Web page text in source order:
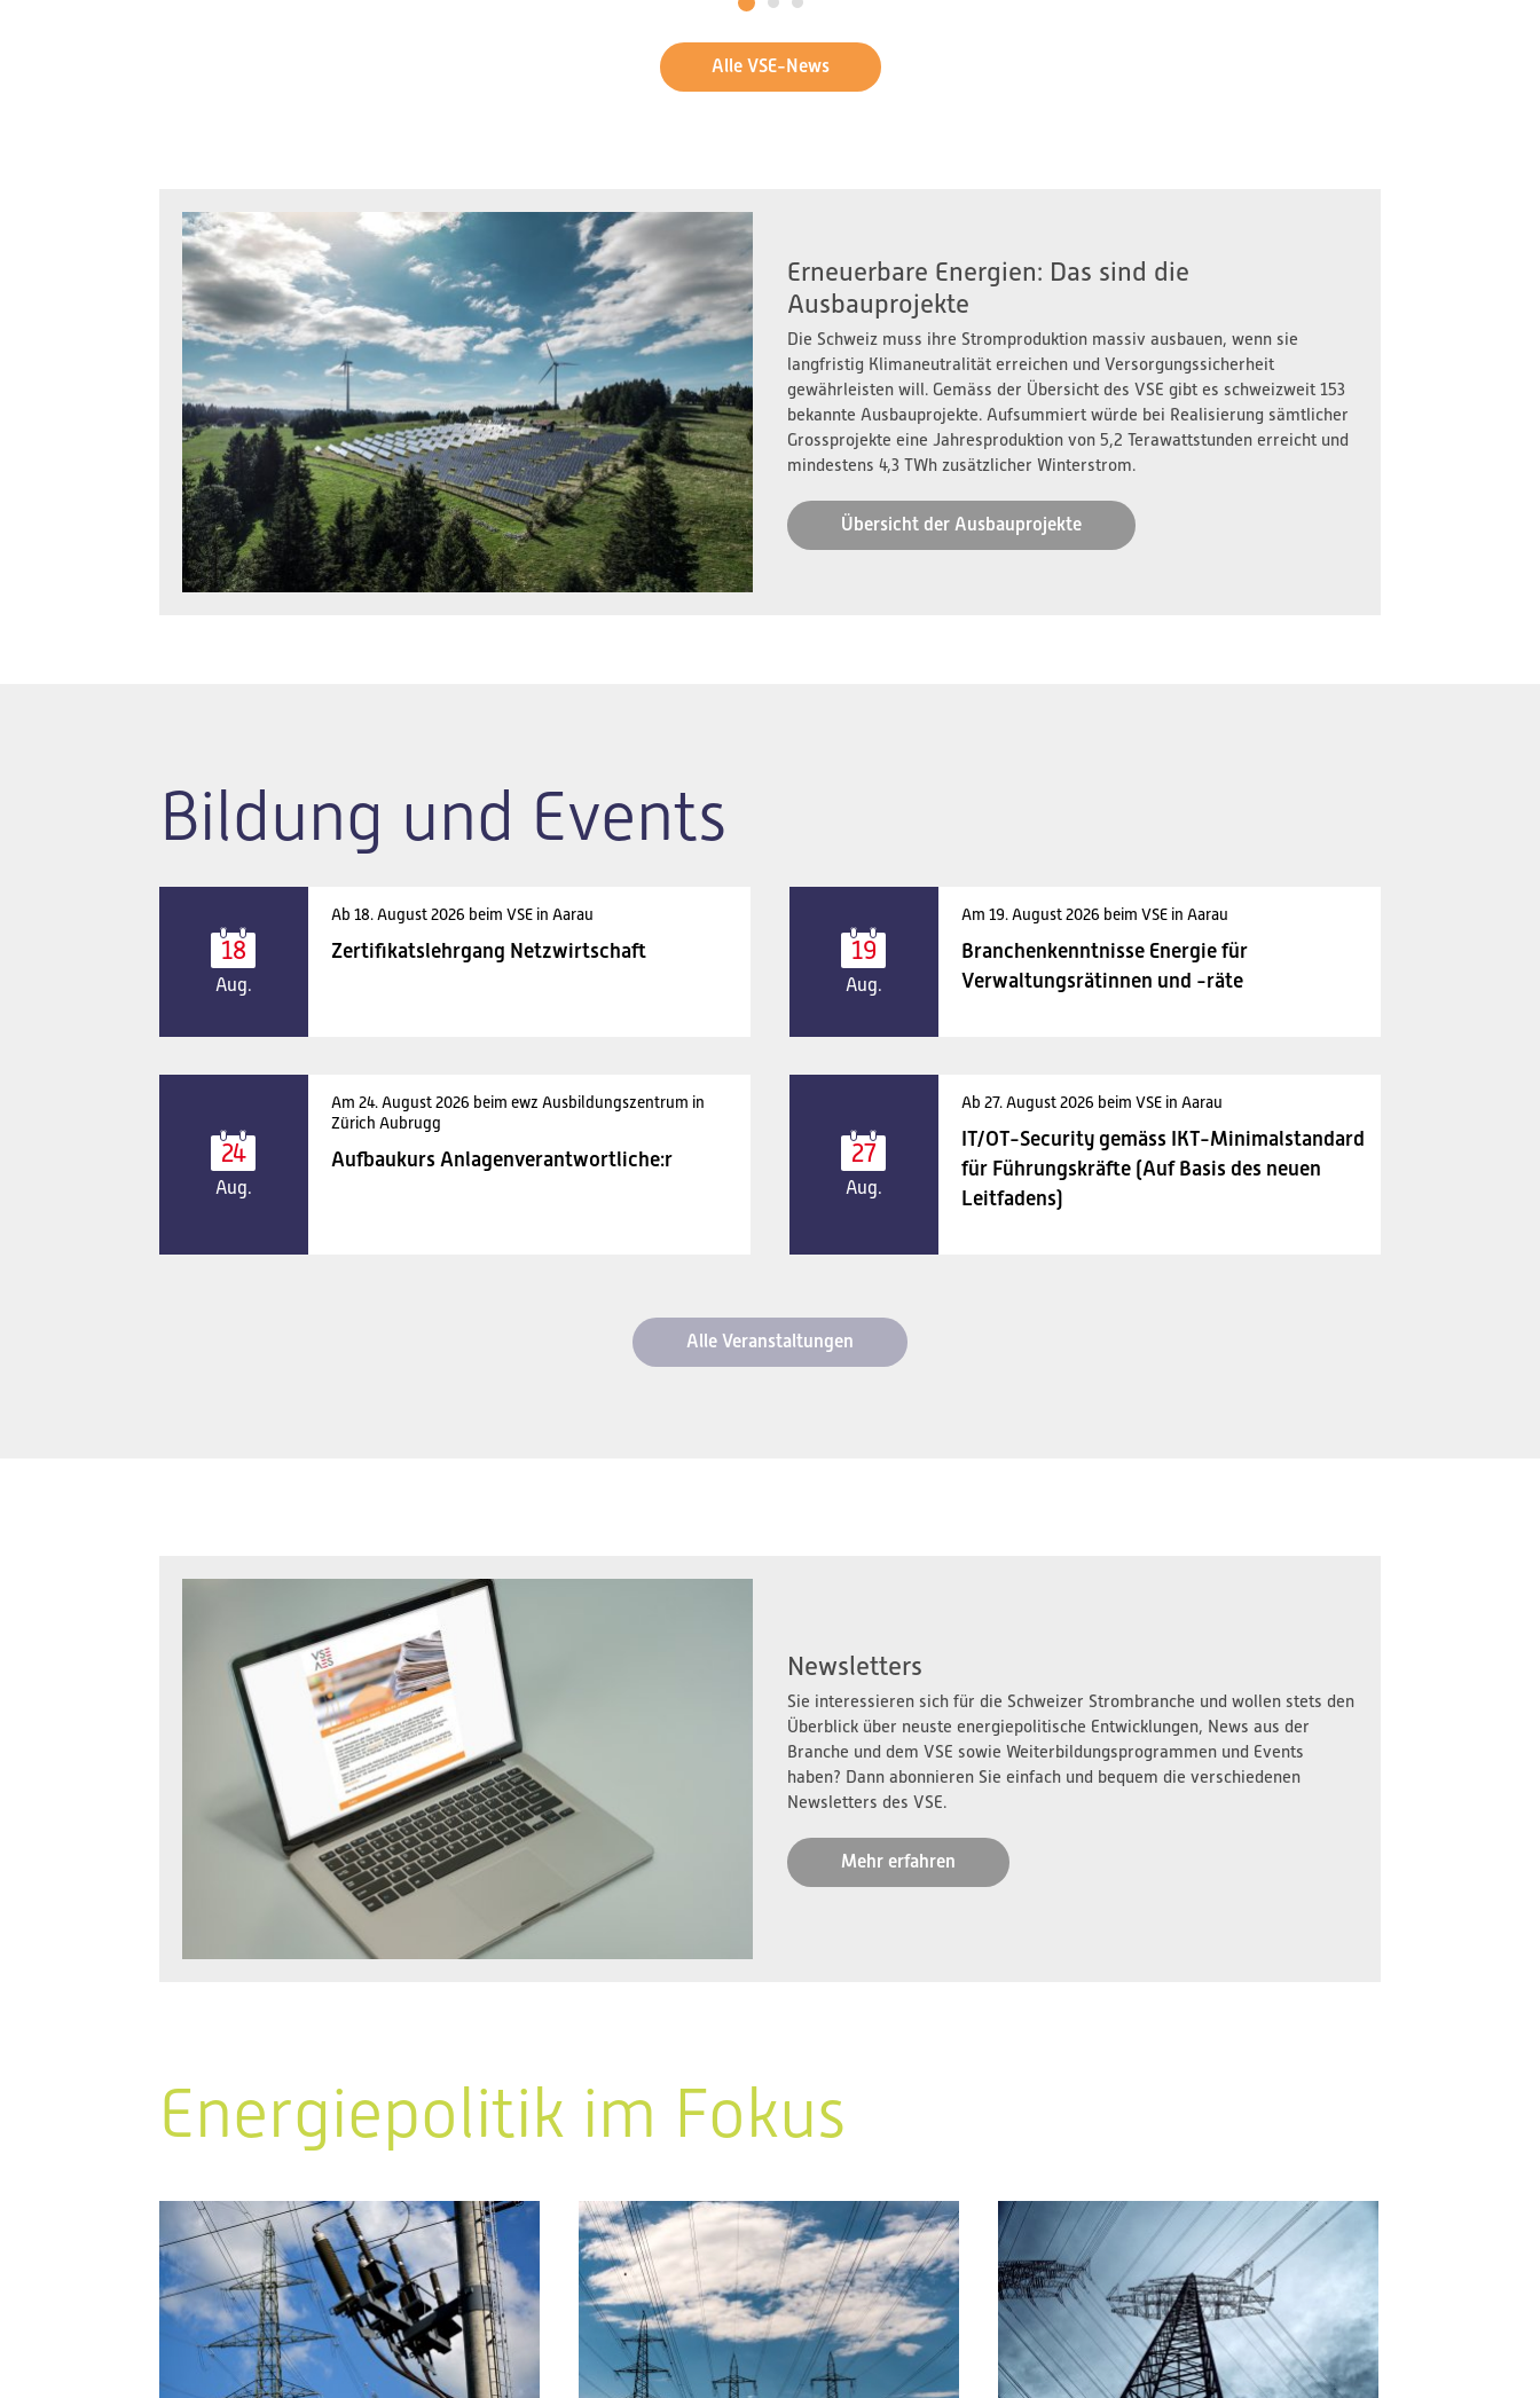
2 3
Alle VSE-News
Erneuerbare Energien: Das sind die
Ausbauprojekte
Die Schweiz muss ihre Stromproduktion massiv ausbauen, wenn sie
langfristig Klimaneutralität erreichen und Versorgungssicherheit
gewährleisten will. Gemäss der Übersicht des VSE gibt es schweizweit 153
bekannte Ausbauprojekte. Aufsummiert würde bei Realisierung sämtlicher
Grossprojekte eine Jahresproduktion von 5,2 Terawattstunden erreicht und
mindestens 4,3 TWh zusätzlicher Winterstrom.
Übersicht der Ausbauprojekte
Bildung und Events
18
Aug.
Ab 18. August 2026 beim VSE in Aarau
Zertifikatslehrgang Netzwirtschaft 19
Aug.
Am 19. August 2026 beim VSE in Aarau
Branchenkenntnisse Energie für
Verwaltungsrätinnen und -räte
24
Aug.
Am 24. August 2026 beim ewz Ausbildungszentrum in
Zürich Aubrugg
Aufbaukurs Anlagenverantwortliche:r 27
Aug.
Ab 27. August 2026 beim VSE in Aarau
IT/OT-Security gemäss IKT-Minimalstandard
für Führungskräfte (Auf Basis des neuen
Leitfadens)
Alle Veranstaltungen
Newsletters
Sie interessieren sich für die Schweizer Strombranche und wollen stets den
Überblick über neuste energiepolitische Entwicklungen, News aus der
Branche und dem VSE sowie Weiterbildungsprogrammen und Events
haben? Dann abonnieren Sie einfach und bequem die verschiedenen
Newsletters des VSE.
Mehr erfahren
Energiepolitik im Fokus